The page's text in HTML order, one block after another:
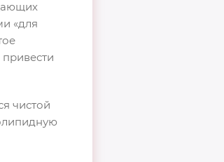
«для
чистой